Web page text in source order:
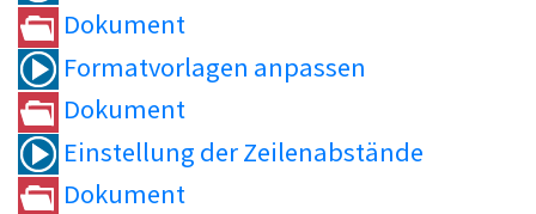
Dokument
Formatvorlagen anpassen
Dokument
Einstellung der Zeilenabstände
Dokument